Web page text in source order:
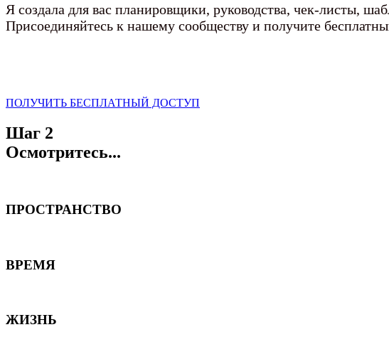
Я создала для вас планировщики, руководства, чек-листы,
Присоединяйтесь к нашему сообществу и получите
ПОЛУЧИТЬ БЕСПЛАТНЫЙ ДОСТУП
Шаг 2
Осмотритесь...
ПРОСТРАНСТВО
ВРЕМЯ
ЖИЗНЬ